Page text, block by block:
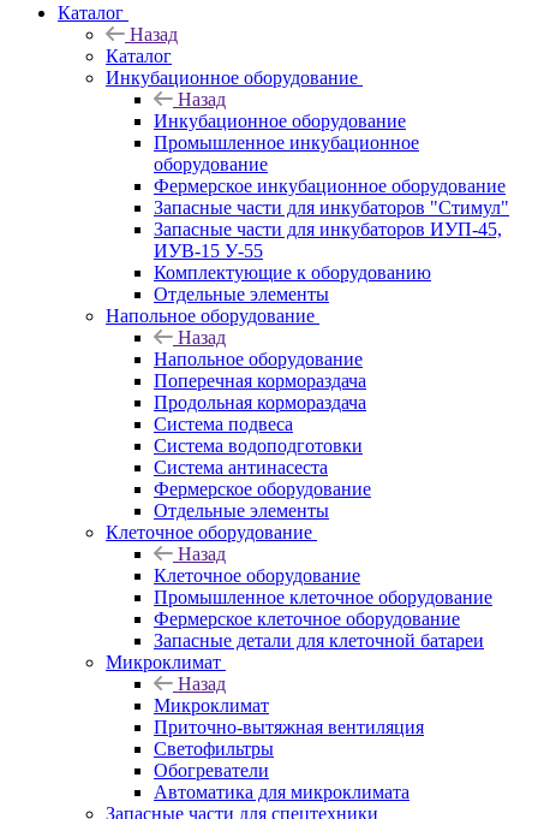
Каталог
Назад
Каталог
Инкубационное оборудование
Назад
Инкубационное оборудование
Промышленное инкубационное
оборудование
Фермерское инкубационное оборудование
Запасные части для инкубаторов "Стимул"
Запасные части для инкубаторов ИУП-45,
ИУВ-15 У-55
Комплектующие к оборудованию
Отдельные элементы
Напольное оборудование
Назад
Напольное оборудование
Поперечная кормораздача
Продольная кормораздача
Система подвеса
Система водоподготовки
Система антинасеста
Фермерское оборудование
Отдельные элементы
Клеточное оборудование
Назад
Клеточное оборудование
Промышленное клеточное оборудование
Фермерское клеточное оборудование
Запасные детали для клеточной батареи
Микроклимат
Назад
Микроклимат
Приточно-вытяжная вентиляция
Светофильтры
Обогреватели
Автоматика для микроклимата
Запасные части для спецтехники